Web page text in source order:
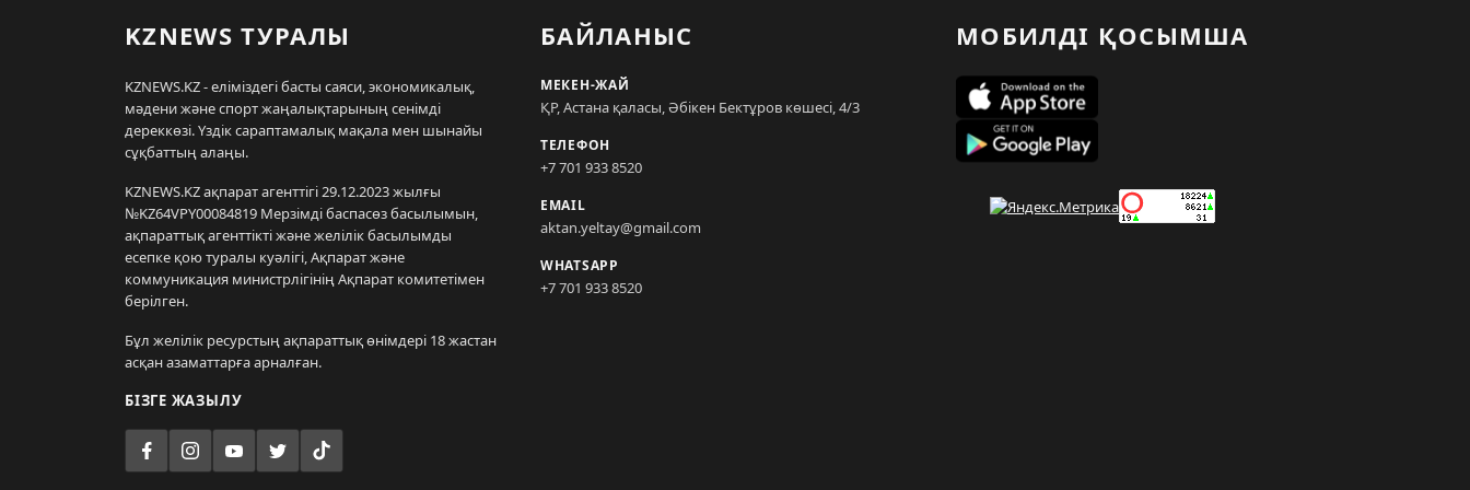
KZNEWS ТУРАЛЫ
KZNEWS.KZ - еліміздегі басты саяси, экономикалық,
мәдени және спорт жаңалықтарының сенімді
дереккөзі. Үздік сараптамалық мақала мен шынайы
сұқбаттың алаңы.
KZNEWS.KZ ақпарат агенттігі 29.12.2023 жылғы
№KZ64VPY00084819 Мерзімді баспасөз басылымын,
ақпараттық агенттікті және желілік басылымды
есепке қою туралы куәлігі, Ақпарат және
коммуникация министрлігінің Ақпарат комитетімен
берілген.
Бұл желілік ресурстың ақпараттық өнімдері 18 жастан
асқан азаматтарға арналған.
БІЗГЕ ЖАЗЫЛУ
БАЙЛАНЫС
МЕКЕН-ЖАЙ
ҚР, Астана қаласы, Әбікен Бектұров көшесі, 4/3
ТЕЛЕФОН
+7 701 933 8520
EMAIL
aktan.yeltay@gmail.com
WHATSAPP
+7 701 933 8520
МОБИЛДІ ҚОСЫМША